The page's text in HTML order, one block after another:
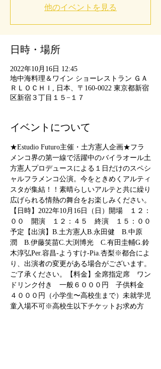
他のイベントを見る
日時・場所
2022年10月16日 12:45
地中海料理＆ワイン ショーレストラン ＧＡ
ＲＬＯＣＨＩ, 日本、〒160-0022 東京都新宿
区新宿３丁目１５−１７
イベントについて
★Estudio Futuro主催・土方憲人企画★フラ
メンコ界の第一線で活躍中のバイラオール土
方憲人プロデュースによる１日だけのスペシ
ャルフラメンコ公演。今をときめくアルティ
スタが集結！！素晴らしいアルテと共に繰り
広げられる情熱の舞台をお楽しみください。
【日時】2022年10月16日（日）開場　１２：
００　開演　１２：４５　終演　１５：００
予定【出演】B.土方憲人B.永田健　B.中原
潤　B.伊藤笑苗C.大渕博光　C.有田圭輔G.鈴
木淳弘Per.容昌-ようすけ-Pia.杏梨※都合によ
り、出演者の変更がある場合がございます。
ご了承ください。【料金】全席指定席　ワン
ドリンク付き　一般６０００円　子供料金
４０００円（小学生〜高校生まで）未就学児
童入場不可※高校生以下チケットお求め方